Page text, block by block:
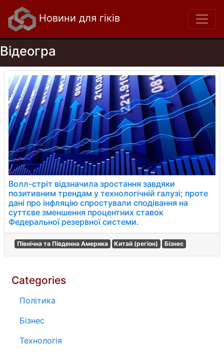
Новини для гіків
Відеогра
Волл-стріт відзначила зростання завдяки
позитивним трендам у технологічній галузі; проте
дані про інфляцію спростували сподівання на
суттєве зменшення процентних ставок
Федеральної резервної системи.
Північна та Південна Америка Китай (регіон) Бізнес
Categories
Політика
Бізнес
Технологія